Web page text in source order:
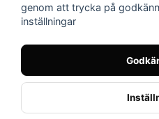
genom att trycka på
inställningar